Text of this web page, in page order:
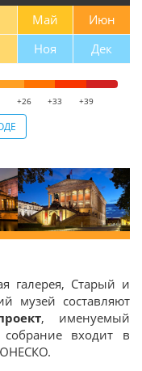
Май
Июн
Ноя Дек
+26 +33 +39
галерея, Старый и
музей составляют
, именуемый
входит в